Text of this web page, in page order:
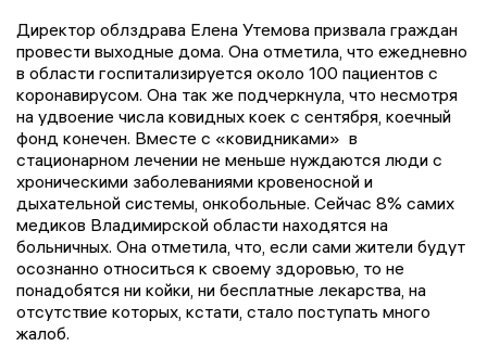
Директор облздрава Елена Утемова призвала граждан
провести выходные дома. Она отметила, что ежедневно
в области госпитализируется около 100 пациентов с
коронавирусом. Она так же подчеркнула, что несмотря
на удвоение числа ковидных коек с сентября, коечный
фонд конечен. Вместе с «ковидниками» в
стационарном лечении не меньше нуждаются люди с
хроническими заболеваниями кровеносной и
дыхательной системы, онкобольные. Сейчас 8% самих
медиков Владимирской области находятся на
больничных. Она отметила, что, если сами жители будут
осознанно относиться к своему здоровью, то не
понадобятся ни койки, ни бесплатные лекарства, на
отсутствие которых, кстати, стало поступать много
жалоб.